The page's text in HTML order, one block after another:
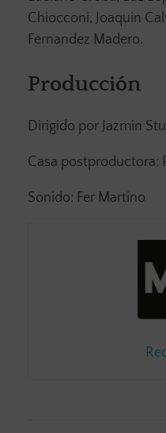
Chiocconi, Joaquin
Fernandez Madero.
Producción
Dirigido por Jazmin
Casa postproductora:
Sonido: Fer Martino